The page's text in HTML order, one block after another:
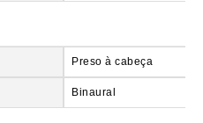
Preso à cabeça
Binaural